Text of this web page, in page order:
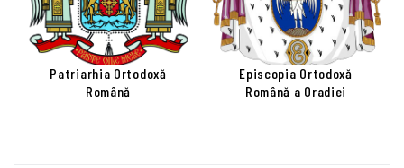
Patriarhia Ortodoxă
Română
Episcopia Ortodoxă
Română a Oradiei